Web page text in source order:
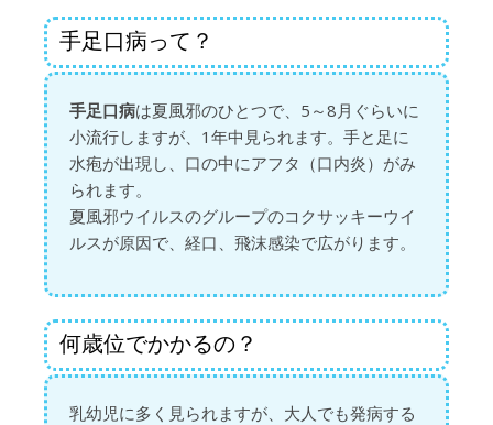
手足口病って？
手足口病は夏風邪のひとつで、5～8月ぐらいに
小流行しますが、1年中見られます。手と足に
水疱が出現し、口の中にアフタ（口内炎）がみ
られます。
夏風邪ウイルスのグループのコクサッキーウイ
ルスが原因で、経口、飛沫感染で広がります。
何歳位でかかるの？
乳幼児に多く見られますが、大人でも発病する